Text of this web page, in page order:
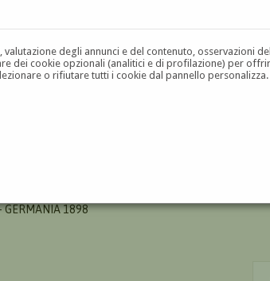
degli annunci e del contenuto, osservazioni
dei cookie opzionali (analitici e di profilazione) per
o rifiutare tutti i cookie dal pannello
GERMANIA 1898